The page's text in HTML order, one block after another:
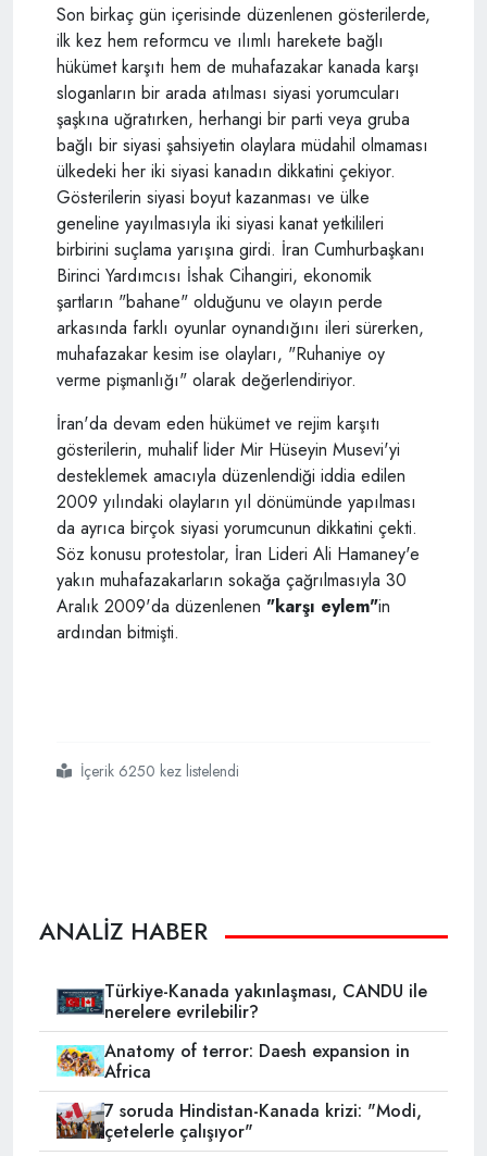
Son birkaç gün içerisinde düzenlenen gösterilerde,
ilk kez hem reformcu ve ılımlı harekete bağlı
hükümet karşıtı hem de muhafazakar kanada karşı
sloganların bir arada atılması siyasi yorumcuları
şaşkına uğratırken, herhangi bir parti veya gruba
bağlı bir siyasi şahsiyetin olaylara müdahil olmaması
ülkedeki her iki siyasi kanadın dikkatini çekiyor.
Gösterilerin siyasi boyut kazanması ve ülke
geneline yayılmasıyla iki siyasi kanat yetkilileri
birbirini suçlama yarışına girdi. İran Cumhurbaşkanı
Birinci Yardımcısı İshak Cihangiri, ekonomik
şartların "bahane" olduğunu ve olayın perde
arkasında farklı oyunlar oynandığını ileri sürerken,
muhafazakar kesim ise olayları, "Ruhaniye oy
verme pişmanlığı" olarak değerlendiriyor.
İran'da devam eden hükümet ve rejim karşıtı
gösterilerin, muhalif lider Mir Hüseyin Musevi'yi
desteklemek amacıyla düzenlendiği iddia edilen
2009 yılındaki olayların yıl dönümünde yapılması
da ayrıca birçok siyasi yorumcunun dikkatini çekti.
Söz konusu protestolar, İran Lideri Ali Hamaney'e
yakın muhafazakarların sokağa çağrılmasıyla 30
Aralık 2009'da düzenlenen "karşı eylem"in
ardından bitmişti.
#iranda
#neler
#oluyorİçerik 6250 kez listelendi
ANALİZ HABER
Türkiye-Kanada yakınlaşması, CANDU ile
nerelere evrilebilir?
Anatomy of terror: Daesh expansion in
Africa
7 soruda Hindistan-Kanada krizi: "Modi,
çetelerle çalışıyor"